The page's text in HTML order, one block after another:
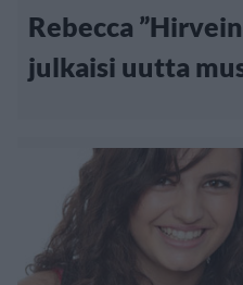
Rebecca
julkaisi uutta